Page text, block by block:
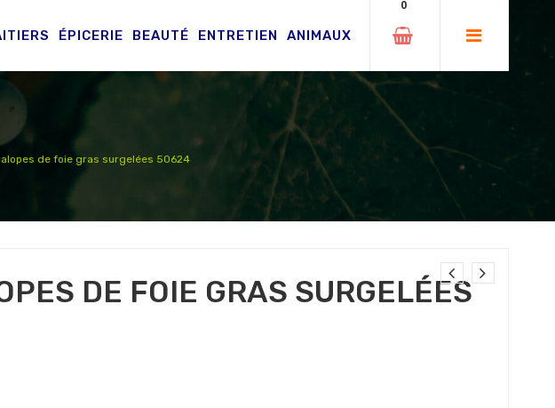
ÉPICERIE BEAUTÉ ENTRETIEN ANIMAUX
0
de foie gras surgelées 50624
DE FOIE GRAS SURGELÉES